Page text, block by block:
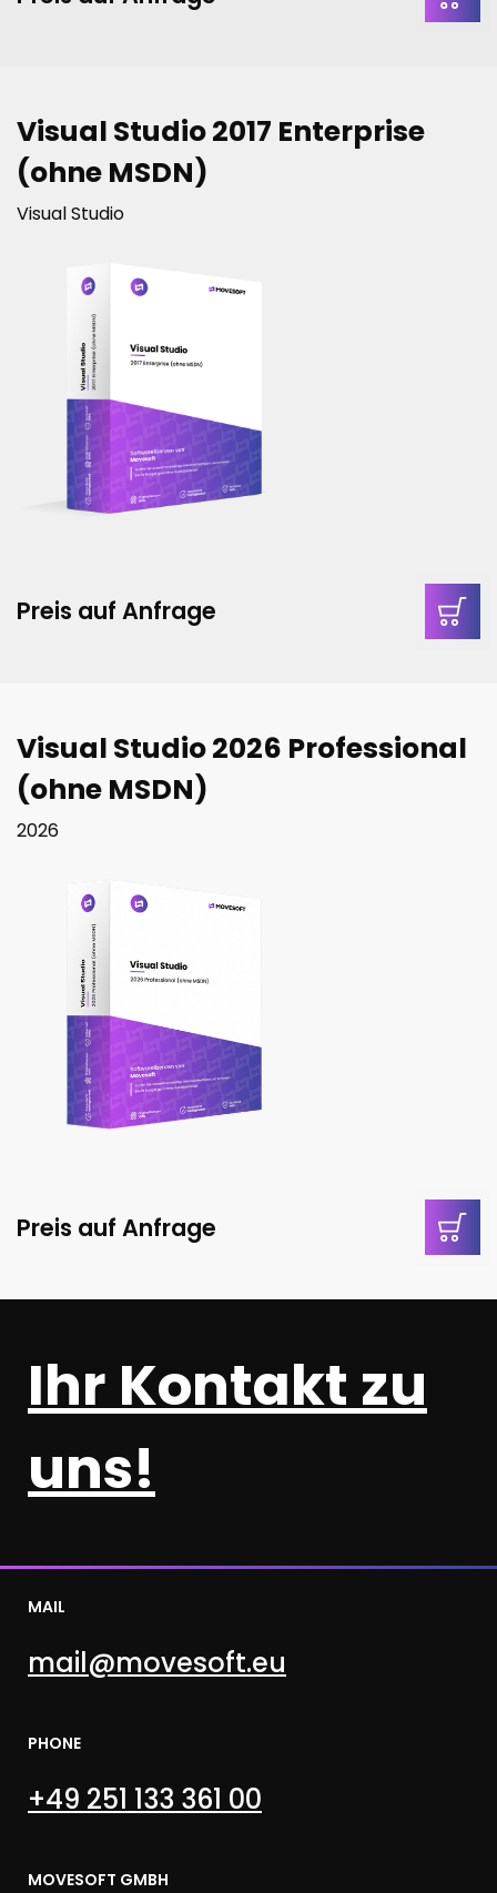
Visual Studio 2017 Enterprise
(ohne MSDN)
Visual Studio
Preis auf Anfrage
Visual Studio 2026 Professional
(ohne MSDN)
2026
Preis auf Anfrage
Ihr Kontakt zu
uns!
MAIL
mail@movesoft.eu
PHONE
+49 251 133 361 00
MOVESOFT GMBH